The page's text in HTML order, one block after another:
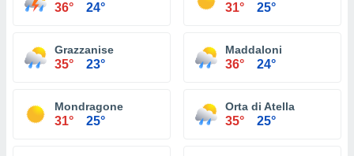
36° 24° 31° 25°
Grazzanise
35° 23°
Maddaloni
36° 24°
Mondragone
31° 25°
Orta di Atella
35° 25°